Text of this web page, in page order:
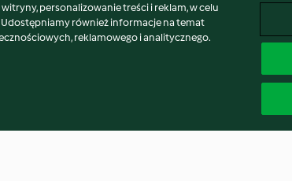
personalizowanie treści i reklam, w celu
również informacje na temat
reklamowego i analitycznego.